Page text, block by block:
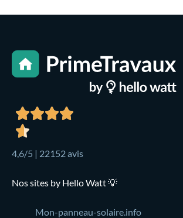
4,6/5 | 22152 avis
Nos sites by Hello Watt 💡
Mon-panneau-solaire.info